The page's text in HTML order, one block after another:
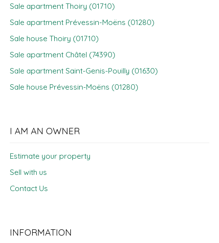
Sale apartment Thoiry (01710)
Sale apartment Prévessin-Moëns (01280)
Sale house Thoiry (01710)
Sale apartment Châtel (74390)
Sale apartment Saint-Genis-Pouilly (01630)
Sale house Prévessin-Moëns (01280)
I AM AN OWNER
Estimate your property
Sell with us
Contact Us
INFORMATION